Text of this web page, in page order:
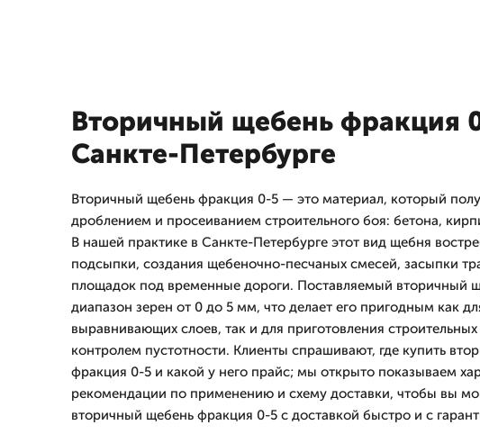
Вторичный щебень фракция
Санкте-Петербурге
Вторичный щебень фракция 0-5 — это материал, который
дроблением и просеиванием строительного боя: бетона,
В нашей практике в Санкте-Петербурге этот вид щебня
подсыпки, создания щебеночно-песчаных смесей, засыпки
площадок под временные дороги. Поставляемый вторичный
диапазон зерен от 0 до 5 мм, что делает его пригодным как
выравнивающих слоев, так и для приготовления
контролем пустотности. Клиенты спрашивают, где купить
фракция 0-5 и какой у него прайс; мы открыто показываем
рекомендации по применению и схему доставки, чтобы вы
вторичный щебень фракция 0-5 с доставкой быстро и с